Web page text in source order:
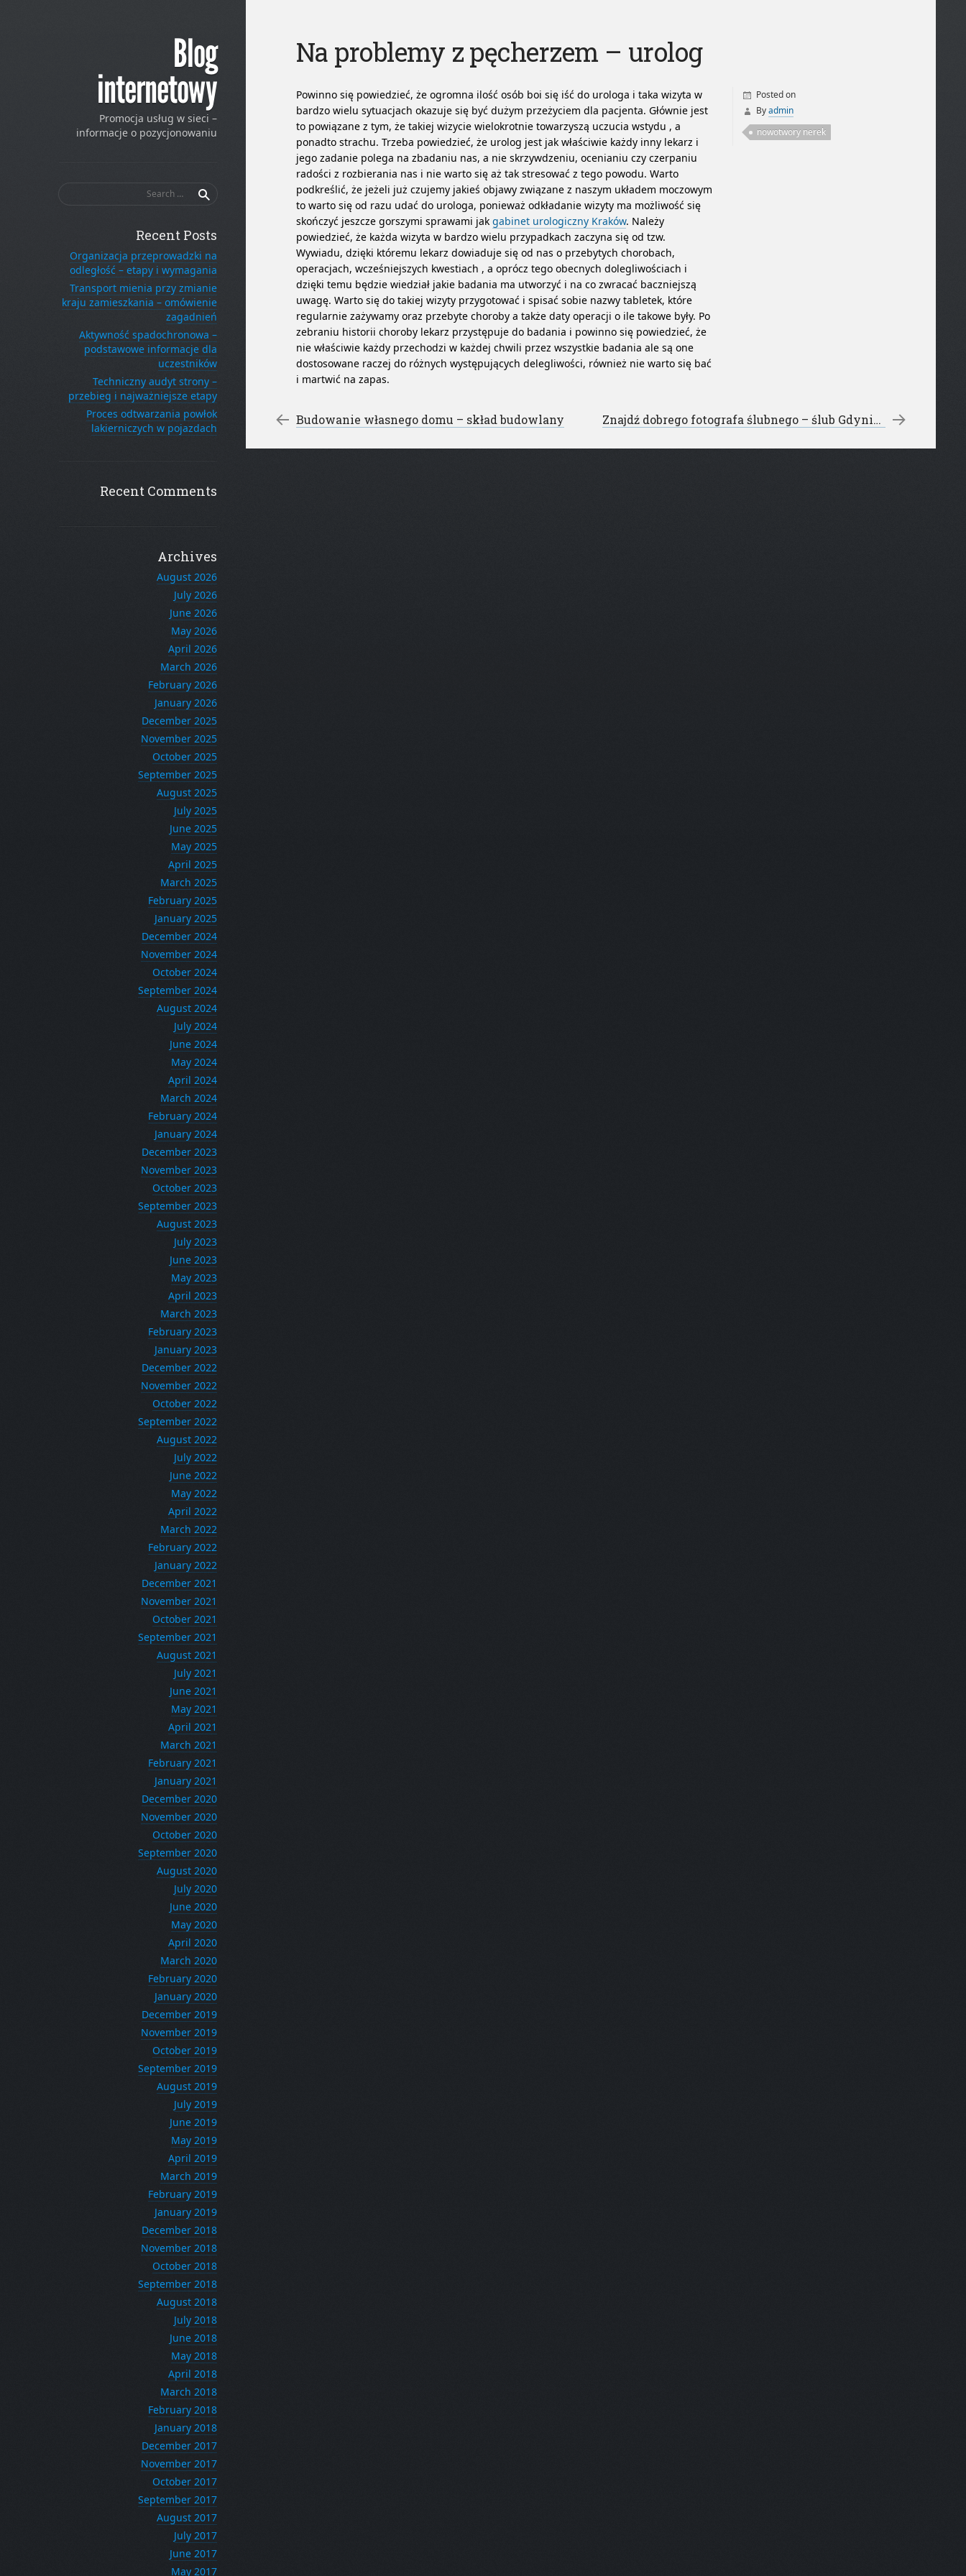
Blog
internetowy
Promocja usług w sieci –
informacje o pozycjonowaniu
Na problemy z pęcherzem – urolog
Powinno się powiedzieć, że ogromna ilość osób boi się iść do urologa i taka wizyta w
bardzo wielu sytuacjach okazuje się być dużym przeżyciem dla pacjenta. Głównie jest
to powiązane z tym, że takiej wizycie wielokrotnie towarzyszą uczucia wstydu , a
ponadto strachu. Trzeba powiedzieć, że urolog jest jak właściwie każdy inny lekarz i
jego zadanie polega na zbadaniu nas, a nie skrzywdzeniu, ocenianiu czy czerpaniu
radości z rozbierania nas i nie warto się aż tak stresować z tego powodu. Warto
podkreślić, że jeżeli już czujemy jakieś objawy związane z naszym układem moczowym
to warto się od razu udać do urologa, ponieważ odkładanie wizyty ma możliwość się
skończyć jeszcze gorszymi sprawami jak gabinet urologiczny Kraków. Należy
powiedzieć, że każda wizyta w bardzo wielu przypadkach zaczyna się od tzw.
Wywiadu, dzięki któremu lekarz dowiaduje się od nas o przebytych chorobach,
operacjach, wcześniejszych kwestiach , a oprócz tego obecnych dolegliwościach i
dzięki temu będzie wiedział jakie badania ma utworzyć i na co zwracać baczniejszą
uwagę. Warto się do takiej wizyty przygotować i spisać sobie nazwy tabletek, które
regularnie zażywamy oraz przebyte choroby a także daty operacji o ile takowe były. Po
zebraniu historii choroby lekarz przystępuje do badania i powinno się powiedzieć, że
nie właściwie każdy przechodzi w każdej chwili przez wszystkie badania ale są one
dostosowane raczej do różnych występujących delegliwości, również nie warto się bać
i martwić na zapas.
Posted on
Byadmin
nowotwory nerek
Post navigation
←
Budowanie własnego domu – skład budowlany Znajdź dobrego fotografa ślubnego – ślub Gdynia Gdańsk
Recent Posts
Organizacja przeprowadzki na
odległość – etapy i wymagania
Transport mienia przy zmianie
kraju zamieszkania – omówienie
zagadnień
Aktywność spadochronowa –
podstawowe informacje dla
uczestników
Techniczny audyt strony –
przebieg i najważniejsze etapy
Proces odtwarzania powłok
lakierniczych w pojazdach
Recent Comments
Archives
August 2026
July 2026
June 2026
May 2026
April 2026
March 2026
February 2026
January 2026
December 2025
November 2025
October 2025
September 2025
August 2025
July 2025
June 2025
May 2025
April 2025
March 2025
February 2025
January 2025
December 2024
November 2024
October 2024
September 2024
August 2024
July 2024
June 2024
May 2024
April 2024
March 2024
February 2024
January 2024
December 2023
November 2023
October 2023
September 2023
August 2023
July 2023
June 2023
May 2023
April 2023
March 2023
February 2023
January 2023
December 2022
November 2022
October 2022
September 2022
August 2022
July 2022
June 2022
May 2022
April 2022
March 2022
February 2022
January 2022
December 2021
November 2021
October 2021
September 2021
August 2021
July 2021
June 2021
May 2021
April 2021
March 2021
February 2021
January 2021
December 2020
November 2020
October 2020
September 2020
August 2020
July 2020
June 2020
May 2020
April 2020
March 2020
February 2020
January 2020
December 2019
November 2019
October 2019
September 2019
August 2019
July 2019
June 2019
May 2019
April 2019
March 2019
February 2019
January 2019
December 2018
November 2018
October 2018
September 2018
August 2018
July 2018
June 2018
May 2018
April 2018
March 2018
February 2018
January 2018
December 2017
November 2017
October 2017
September 2017
August 2017
July 2017
June 2017
May 2017